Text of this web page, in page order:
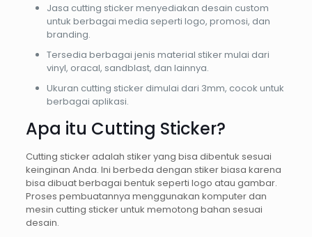
Jasa cutting sticker menyediakan desain custom
untuk berbagai media seperti logo, promosi, dan
branding.
Tersedia berbagai jenis material stiker mulai dari
vinyl, oracal, sandblast, dan lainnya.
Ukuran cutting sticker dimulai dari 3mm, cocok untuk
berbagai aplikasi.
Apa itu Cutting Sticker?
Cutting sticker adalah stiker yang bisa dibentuk sesuai
keinginan Anda. Ini berbeda dengan stiker biasa karena
bisa dibuat berbagai bentuk seperti logo atau gambar.
Proses pembuatannya menggunakan komputer dan
mesin cutting sticker untuk memotong bahan sesuai
desain.